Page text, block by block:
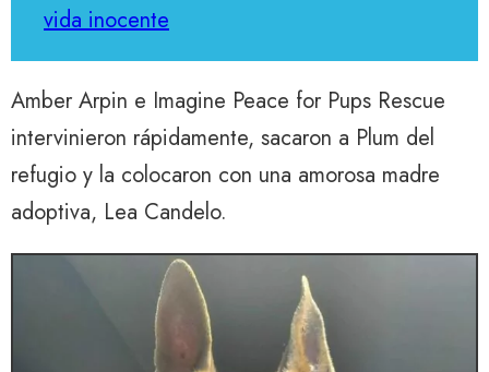
vida inocente
Amber Arpin e Imagine Peace for Pups Rescue
intervinieron rápidamente, sacaron a Plum del
refugio y la colocaron con una amorosa madre
adoptiva, Lea Candelo.